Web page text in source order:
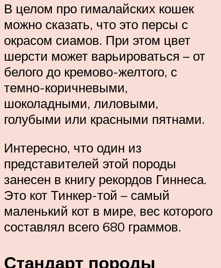
В целом про гималайских кошек
можно сказать, что это персы с
окрасом сиамов. При этом цвет
шерсти может варьироваться – от
белого до кремово-желтого, с
темно-коричневыми,
шоколадными, лиловыми,
голубыми или красными пятнами.
Интересно, что один из
представителей этой породы
занесен в книгу рекордов Гиннеса.
Это кот Тинкер-той – самый
маленький кот в мире, вес которого
составлял всего 680 граммов.
Стандарт породы